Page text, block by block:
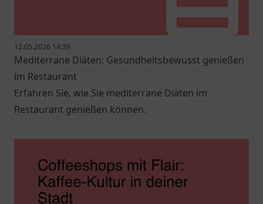
12.05.2026 14:39
Mediterrane Diäten: Gesundheitsbewusst genießen
im Restaurant
Erfahren Sie, wie Sie mediterrane Diäten im
Restaurant genießen können.